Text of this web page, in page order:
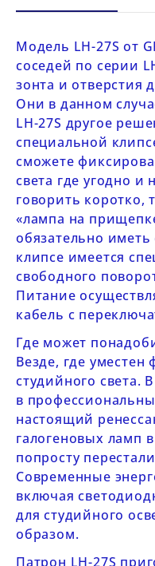
Модель LH-27Sот
соседей по серии
зонта и отверстия
Они в данном
LH-27S другое
специальной
сможете
света где угодно и
говорить коротко,
«лампа на
обязательно
клипсе имеется
свободного
Питание
кабель с
Где может
Везде, где уместен
студийного света.
в
настоящий
галогеновых ламп
попросту
Современные
включая
для студийного
образом.
Патрон LH-27S